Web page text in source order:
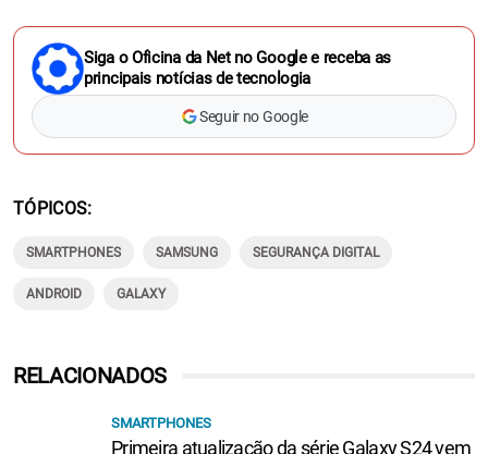
Siga o Oficina da Net no Google e receba as
principais notícias de tecnologia
Seguir no Google
TÓPICOS
SMARTPHONES SAMSUNG SEGURANÇA DIGITAL
ANDROID GALAXY
RELACIONADOS
SMARTPHONES
Primeira atualização da série Galaxy S24 vem